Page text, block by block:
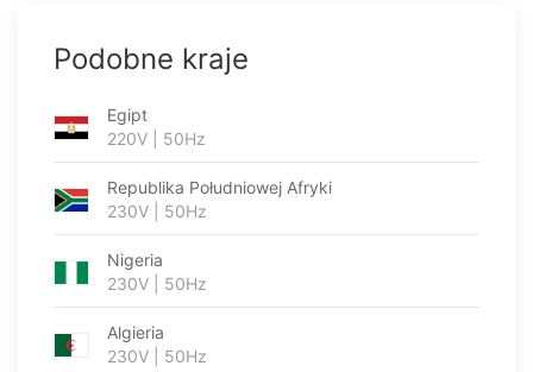
Podobne kraje
Egipt
220V | 50Hz
Republika Południowej Afryki
230V | 50Hz
Nigeria
230V | 50Hz
Algieria
230V | 50Hz